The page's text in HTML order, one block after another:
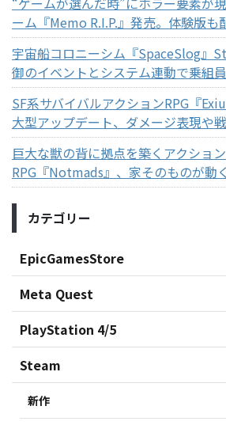
ーム『Memo R.I.P.』発売。体験版も
宇宙船コロニーシム『SpaceSlog』
御のイベントとシステム連動で乗組
SF系サバイバルアクションRPG『
大型アップデート、ダメージ表現や
巨大な獣の背に拠点を築くアクション
RPG『Notmads』、家そのものが動
カテゴリー
EpicGamesStore
Meta Quest
PlayStation 4/5
Steam
新作